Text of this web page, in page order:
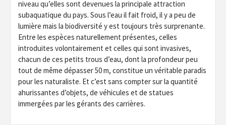
niveau qu’elles sont devenues la principale attraction
subaquatique du pays. Sous l’eau il fait froid, il y a peu de
lumière mais la biodiversité y est toujours très surprenante.
Entre les espèces naturellement présentes, celles
introduites volontairement et celles qui sont invasives,
chacun de ces petits trous d’eau, dont la profondeur peu
tout de même dépasser 50 m, constitue un véritable paradis
pour les naturaliste. Et c’est sans compter sur la quantité
ahurissantes d’objets, de véhicules et de statues
immergées par les gérants des carrières.